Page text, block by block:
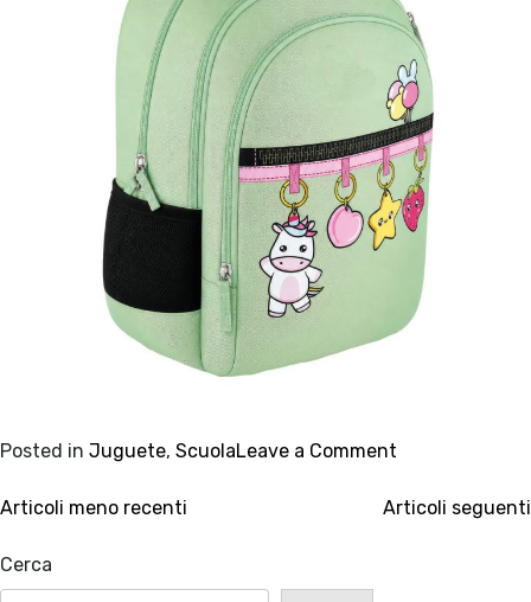
Posted in Juguete, ScuolaLeave a Comment
Zaino
Navigazione
articoli
Articoli meno recenti Articoli seguenti
Cerca